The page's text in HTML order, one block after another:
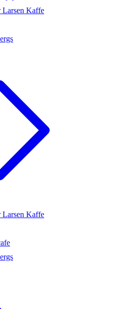
Larsen Kaffe
Larsen Kaffe